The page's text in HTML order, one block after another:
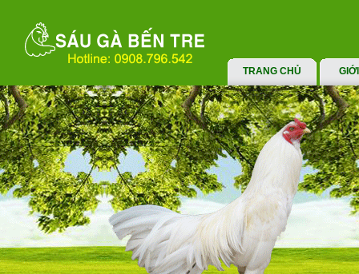
TRANG CHỦ